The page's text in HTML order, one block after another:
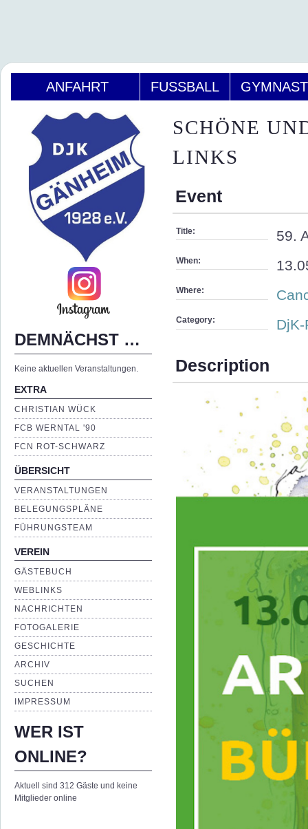
ANFAHRT FUSSBALL
DEMNÄCHST …
Keine aktuellen Veranstaltungen.
EXTRA
CHRISTIAN WÜCK
FCB WERNTAL '90
FCN ROT-SCHWARZ
ÜBERSICHT
VERANSTALTUNGEN
BELEGUNGSPLÄNE
FÜHRUNGSTEAM
VEREIN
GÄSTEBUCH
WEBLINKS
NACHRICHTEN
FOTOGALERIE
GESCHICHTE
ARCHIV
SUCHEN
IMPRESSUM
WER IST
ONLINE?
Aktuell sind 312 Gäste und keine
Mitglieder online
SCHÖNE
LINKS
Event
Title: 59.
When:
Where:
Category:
Description